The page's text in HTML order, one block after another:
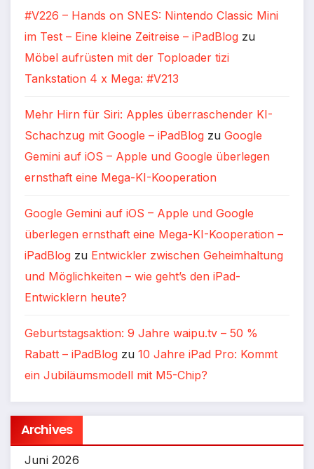
#V226 – Hands on SNES: Nintendo Classic Mini
im Test – Eine kleine Zeitreise – iPadBlog zu
Möbel aufrüsten mit der Toploader tizi
Tankstation 4 x Mega: #V213
Mehr Hirn für Siri: Apples überraschender KI-
Schachzug mit Google – iPadBlog zu Google
Gemini auf iOS – Apple und Google überlegen
ernsthaft eine Mega-KI-Kooperation
Google Gemini auf iOS – Apple und Google
überlegen ernsthaft eine Mega-KI-Kooperation –
iPadBlog zu Entwickler zwischen Geheimhaltung
und Möglichkeiten – wie geht’s den iPad-
Entwicklern heute?
Geburtstagsaktion: 9 Jahre waipu.tv – 50 %
Rabatt – iPadBlog zu 10 Jahre iPad Pro: Kommt
ein Jubiläumsmodell mit M5-Chip?
Archives
Juni 2026